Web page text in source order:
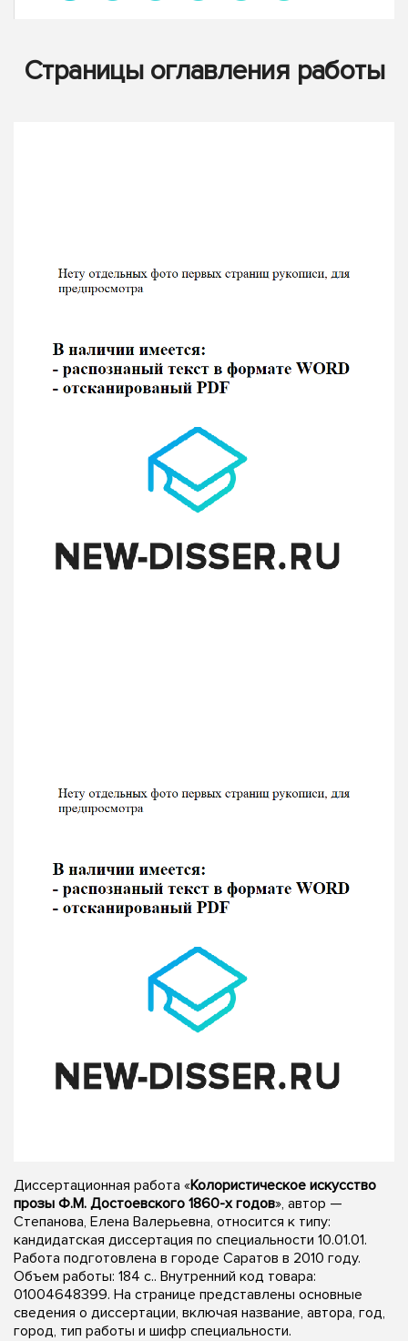
Страницы оглавления работы
Диссертационная работа «Колористическое искусство
прозы Ф.М. Достоевского 1860-х годов», автор —
Степанова, Елена Валерьевна, относится к типу:
кандидатская диссертация по специальности 10.01.01.
Работа подготовлена в городе Саратов в 2010 году.
Объем работы: 184 с.. Внутренний код товара:
01004648399. На странице представлены основные
сведения о диссертации, включая название, автора, год,
город, тип работы и шифр специальности.